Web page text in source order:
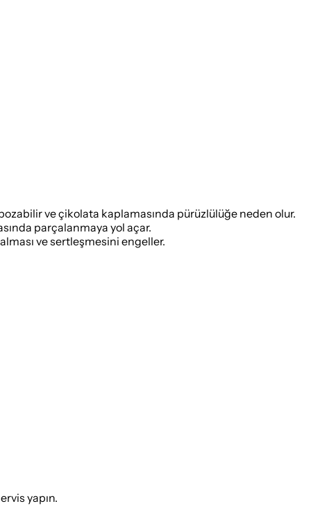
ve çikolata kaplamasında pürüzlülüğe neden olur.
parçalanmaya yol açar.
ve sertleşmesini engeller.
yapın.